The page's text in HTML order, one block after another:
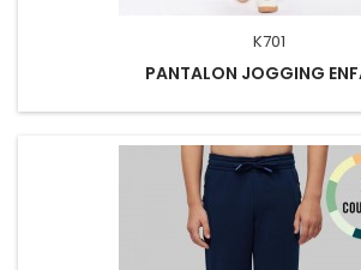
K701
PANTALON JOGGING